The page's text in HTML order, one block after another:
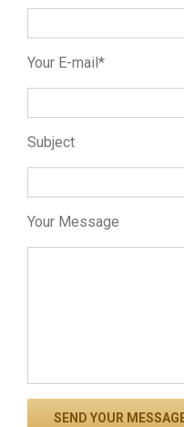
Your E-mail*
Subject
Your Message